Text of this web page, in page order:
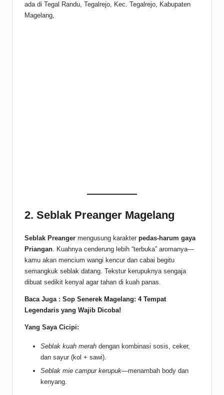
ada di Tegal Randu, Tegalrejo, Kec. Tegalrejo, Kabupaten
Magelang,
2. Seblak Preanger Magelang
Seblak Preanger mengusung karakter pedas-harum gaya
Priangan. Kuahnya cenderung lebih “terbuka” aromanya—
kamu akan mencium wangi kencur dan cabai begitu
semangkuk seblak datang. Tekstur kerupuknya sengaja
dibuat sedikit kenyal agar tahan di kuah panas.
Baca Juga : Sop Senerek Magelang: 4 Tempat
Legendaris yang Wajib Dicoba!
Yang Saya Cicipi:
Seblak kuah merah dengan kombinasi sosis, ceker,
dan sayur (kol + sawi).
Seblak mie campur kerupuk—menambah body dan
kenyang.